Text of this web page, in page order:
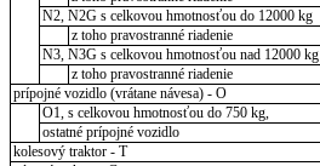
N2, N2G s celkovou hmotnosťou do 12000 kg
z toho pravostranné riadenie
N3, N3G s celkovou hmotnosťou nad 12000 kg
z toho pravostranné riadenie
prípojné vozidlo (vrátane návesa) - O
O1, s celkovou hmotnosťou do 750 kg,
ostatné prípojné vozidlo
kolesový traktor - T